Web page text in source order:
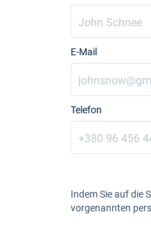
E-Mail
Telefon
Indem Sie auf die
vorgenannten